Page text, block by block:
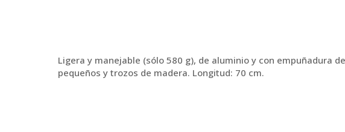
Ligera y manejable (sólo 580 g), de aluminio y con empuñadura
pequeños y trozos de madera. Longitud: 70 cm.